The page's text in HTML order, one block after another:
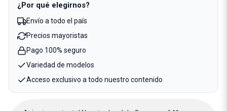
¿Por qué elegirnos?
Envío a todo el país
Precios mayoristas
Pago 100% seguro
Variedad de modelos
Acceso exclusivo a todo nuestro contenido